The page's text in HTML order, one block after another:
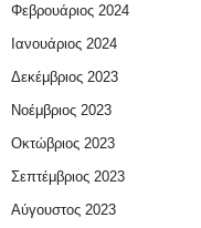
Φεβρουάριος 2024
Ιανουάριος 2024
Δεκέμβριος 2023
Νοέμβριος 2023
Οκτώβριος 2023
Σεπτέμβριος 2023
Αύγουστος 2023